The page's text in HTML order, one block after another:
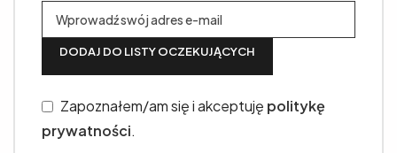
DODAJ DO LISTY OCZEKUJĄCYCH
Zapoznałem/am się i akceptuję politykę
prywatności.